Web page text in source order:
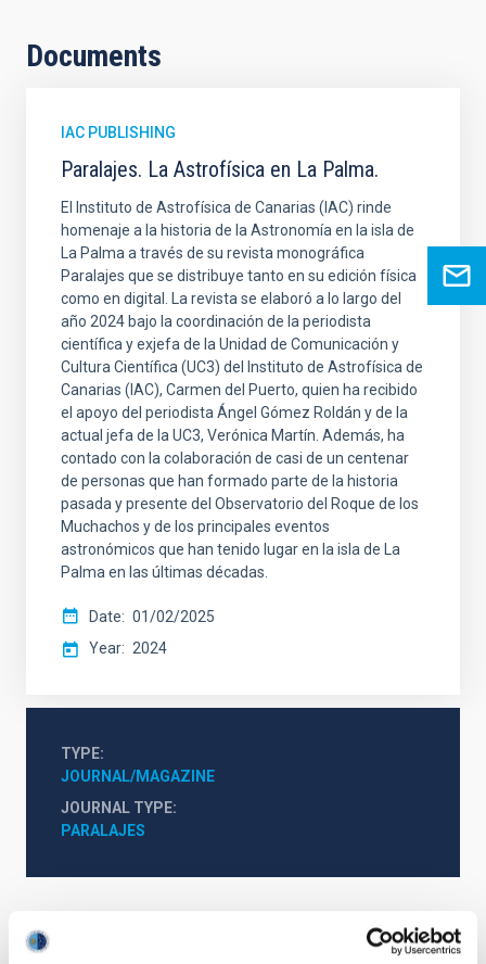
Documents
IAC PUBLISHING
Paralajes. La Astrofísica en La Palma.
El Instituto de Astrofísica de Canarias (IAC) rinde
homenaje a la historia de la Astronomía en la isla de
La Palma a través de su revista monográfica
Paralajes que se distribuye tanto en su edición física
como en digital. La revista se elaboró a lo largo del
año 2024 bajo la coordinación de la periodista
científica y exjefa de la Unidad de Comunicación y
Cultura Científica (UC3) del Instituto de Astrofísica de
Canarias (IAC), Carmen del Puerto, quien ha recibido
el apoyo del periodista Ángel Gómez Roldán y de la
actual jefa de la UC3, Verónica Martín. Además, ha
contado con la colaboración de casi de un centenar
de personas que han formado parte de la historia
pasada y presente del Observatorio del Roque de los
Muchachos y de los principales eventos
astronómicos que han tenido lugar en la isla de La
Palma en las últimas décadas.
Date
01/02/2025
Year
2024
TYPE
JOURNAL/MAGAZINE
JOURNAL TYPE
PARALAJES